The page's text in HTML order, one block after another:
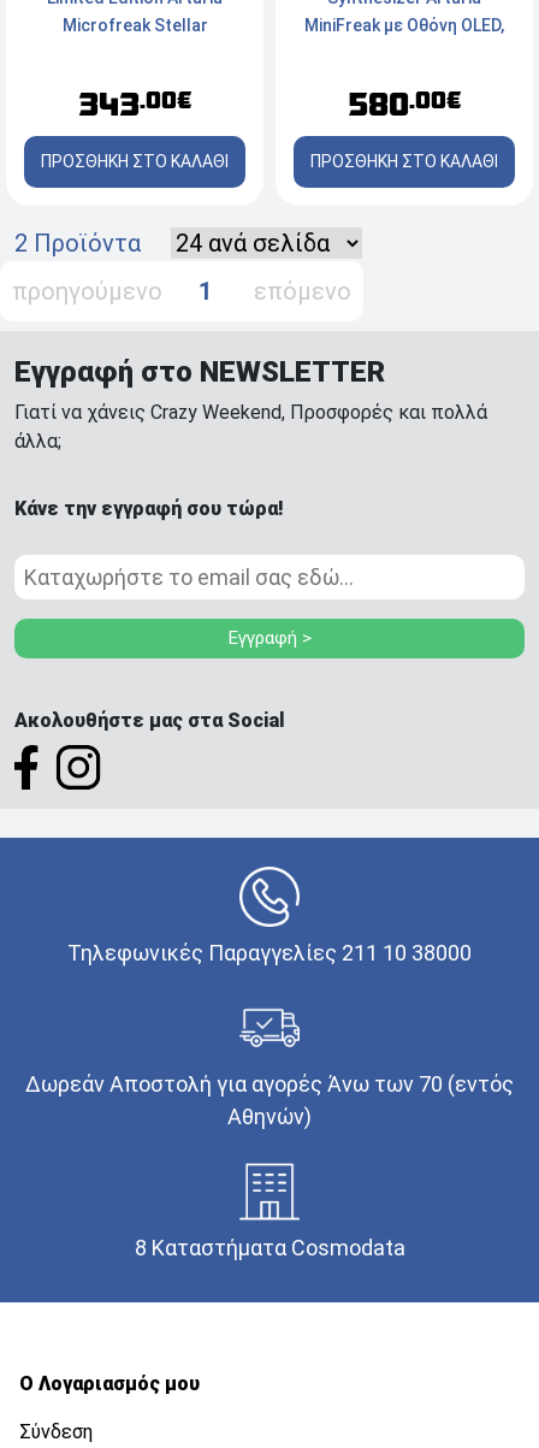
Microfreak Stellar
343.00€
ΠΡΟΣΘΗΚΗ ΣΤΟ ΚΑΛΑΘΙ
MiniFreak με Οθόνη OLED,
580.00€
ΠΡΟΣΘΗΚΗ ΣΤΟ ΚΑΛΑΘΙ
2 Προϊόντα
προηγούμενο
1 επόμενο
Εγγραφή στο NEWSLETTER
Γιατί να χάνεις Crazy Weekend, Προσφορές και πολλά
άλλα;
Κάνε την εγγραφή σου τώρα!
Εγγραφή >
Ακολουθήστε μας στα Social
Τηλεφωνικές Παραγγελίες 211 10 38000
Δωρεάν Αποστολή για αγορές Άνω των 70 (εντός
Αθηνών)
8 Καταστήματα Cosmodata
Ο Λογαριασμός μου
Σύνδεση